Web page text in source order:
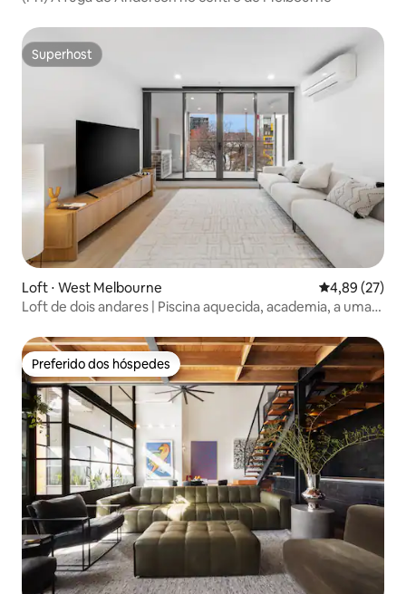
Superhost
Superhost
Loft ⋅ West Melbourne 4,89 de uma
4,89 (27)
Loft de dois andares | Piscina aquecida, academia, a uma
Preferido dos hóspedes
Preferido dos hóspedes